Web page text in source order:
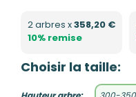
2 arbres x358,20 €
10% remise
Choisir la taille: